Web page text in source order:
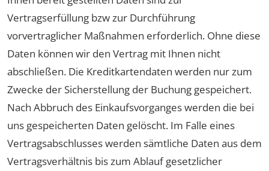
Vertragserfüllung bzw zur Durchführung
vorvertraglicher Maßnahmen erforderlich. Ohne diese
Daten können wir den Vertrag mit Ihnen nicht
abschließen. Die Kreditkartendaten werden nur zum
Zwecke der Sicherstellung der Buchung gespeichert.
Nach Abbruch des Einkaufsvorganges werden die bei
uns gespeicherten Daten gelöscht. Im Falle eines
Vertragsabschlusses werden sämtliche Daten aus dem
Vertragsverhältnis bis zum Ablauf gesetzlicher